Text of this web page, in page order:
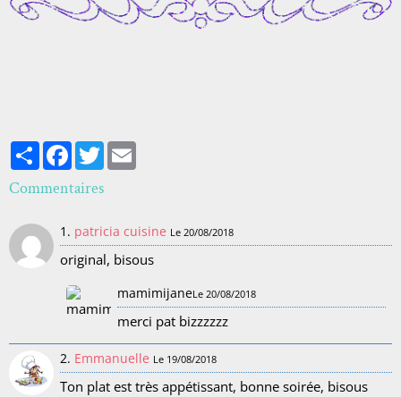
PartagerFacebook
Twitter
Commentaires
1. patricia cuisine Le 20/08/2018
original, bisous
mamimijaneLe 20/08/2018
merci pat bizzzzzz
2. Emmanuelle Le 19/08/2018
Ton plat est très appétissant, bonne soirée, bisous